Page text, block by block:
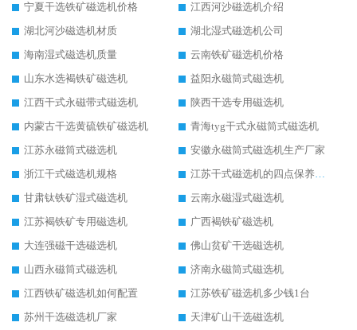
宁夏干选铁矿磁选机价格
江西河沙磁选机介绍
湖北河沙磁选机材质
湖北湿式磁选机公司
海南湿式磁选机质量
云南铁矿磁选机价格
山东水选褐铁矿磁选机
益阳永磁筒式磁选机
江西干式永磁带式磁选机
陕西干选专用磁选机
内蒙古干选黄硫铁矿磁选机
青海tyg干式永磁筒式磁选机
江苏永磁筒式磁选机
安徽永磁筒式磁选机生产厂家
浙江干式磁选机规格
江苏干式磁选机的四点保养秘籍
甘肃钛铁矿湿式磁选机
云南永磁湿式磁选机
江苏褐铁矿专用磁选机
广西褐铁矿磁选机
大连强磁干选磁选机
佛山贫矿干选磁选机
山西永磁筒式磁选机
济南永磁筒式磁选机
江西铁矿磁选机如何配置
江苏铁矿磁选机多少钱1台
苏州干选磁选机厂家
天津矿山干选磁选机